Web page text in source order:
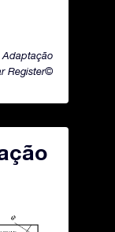
Adaptação
Register©